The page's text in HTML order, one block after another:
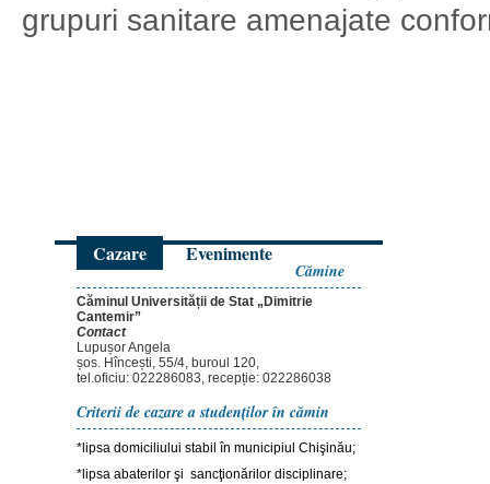
grupuri sanitare amenajate
Cazare Evenimente
Cămine
Căminul Universității de Stat „Dimitrie
Cantemir”
Contact
Lupușor Angela
șos. Hîncești, 55/4, buroul 120,
tel.oficiu: 022286083, recepție: 022286038
Criterii de cazare a studenţilor în cămin
*lipsa domiciliului stabil în municipiul Chişinău;
*lipsa abaterilor şi sancţionărilor disciplinare;